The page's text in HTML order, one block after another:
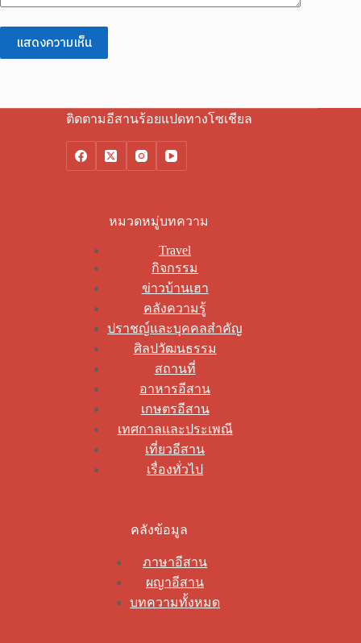
แสดงความเห็น
ติดตามอีสานร้อยแปดทางโซเชียล
หมวดหมู่บทความ
Travel
กิจกรรม
ข่าวบ้านเฮา
คลังความรู้
ปราชญ์และบุคคลสำคัญ
ศิลปวัฒนธรรม
สถานที่
อาหารอีสาน
เกษตรอีสาน
เทศกาลและประเพณี
เที่ยวอีสาน
เรื่องทั่วไป
คลังข้อมูล
ภาษาอีสาน
ผญาอีสาน
บทความทั้งหมด